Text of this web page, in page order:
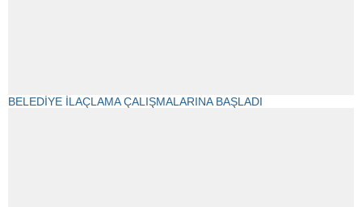
BELEDİYE İLAÇLAMA ÇALIŞMALARINA BAŞLADI